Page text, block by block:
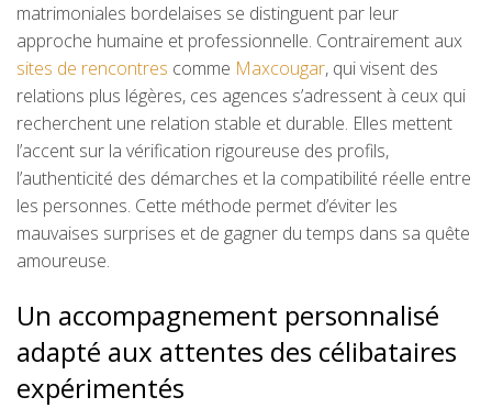
matrimoniales bordelaises se distinguent par leur
approche humaine et professionnelle. Contrairement aux
sites de rencontres comme Maxcougar, qui visent des
relations plus légères, ces agences s’adressent à ceux qui
recherchent une relation stable et durable. Elles mettent
l’accent sur la vérification rigoureuse des profils,
l’authenticité des démarches et la compatibilité réelle entre
les personnes. Cette méthode permet d’éviter les
mauvaises surprises et de gagner du temps dans sa quête
amoureuse.
Un accompagnement personnalisé
adapté aux attentes des célibataires
expérimentés